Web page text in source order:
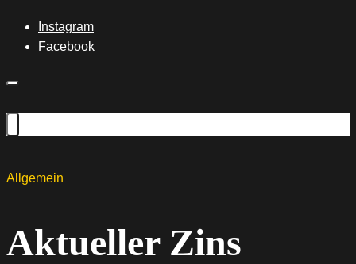
Instagram
Facebook
Allgemein
Aktueller Zins